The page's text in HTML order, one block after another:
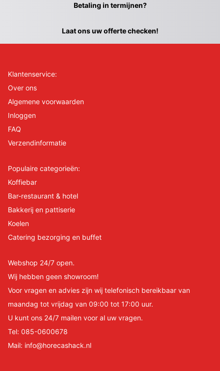
Betaling in termijnen?
Laat ons uw offerte checken!
Klantenservice:
Over ons
Algemene voorwaarden
Inloggen
FAQ
Verzendinformatie
Populaire categorieën:
Koffiebar
Bar-restaurant & hotel
Bakkerij en pattiserie
Koelen
Catering bezorging en buffet
Webshop 24/7 open.
Wij hebben geen showroom!
Voor vragen en advies zijn wij telefonisch bereikbaar van
maandag tot vrijdag van 09:00 tot 17:00 uur.
U kunt ons 24/7 mailen voor al uw vragen.
Tel: 085-0600678
Mail: info@horecashack.nl